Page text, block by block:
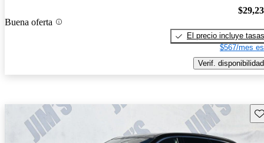
Buena oferta
El precio incluye tasas
$567/mes
Verif. disponibilidad